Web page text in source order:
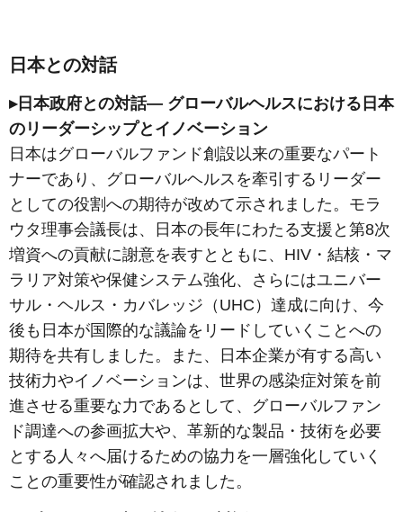
日本との対話
▸日本政府との対話― グローバルヘルスにおける日本
のリーダーシップとイノベーション
日本はグローバルファンド創設以来の重要なパート
ナーであり、グローバルヘルスを牽引するリーダー
としての役割への期待が改めて示されました。モラ
ウタ理事会議長は、日本の長年にわたる支援と第8次
増資への貢献に謝意を表すとともに、HIV・結核・マ
ラリア対策や保健システム強化、さらにはユニバー
サル・ヘルス・カバレッジ（UHC）達成に向け、今
後も日本が国際的な議論をリードしていくことへの
期待を共有しました。また、日本企業が有する高い
技術力やイノベーションは、世界の感染症対策を前
進させる重要な力であるとして、グローバルファン
ド調達への参画拡大や、革新的な製品・技術を必要
とする人々へ届けるための協力を一層強化していく
ことの重要性が確認されました。